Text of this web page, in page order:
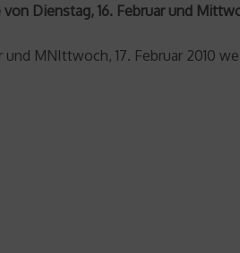
Dienstag, 16. Februar und
MNIttwoch, 17. Februar 2010